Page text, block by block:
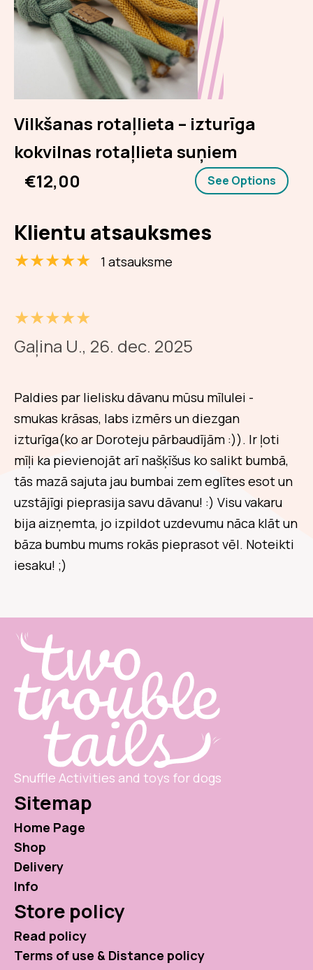
Vilkšanas rotaļlieta – izturīga
kokvilnas rotaļlieta suņiem
€12,00
See Options
Klientu atsauksmes
★★★★★ 1 atsauksme
★★★★★
Gaļina U., 26. dec. 2025
Paldies par lielisku dāvanu mūsu mīlulei -
smukas krāsas, labs izmērs un diezgan
izturīga(ko ar Doroteju pārbaudījām :)). Ir ļoti
mīļi ka pievienojāt arī našķīšus ko salikt bumbā,
tās mazā sajuta jau bumbai zem eglītes esot un
uzstājīgi pieprasija savu dāvanu! :) Visu vakaru
bija aizņemta, jo izpildot uzdevumu nāca klāt un
bāza bumbu mums rokās pieprasot vēl. Noteikti
iesaku! ;)
Snuffle Activities and toys for dogs
Sitemap
Home Page
Shop
Delivery
Info
Store policy
Read policy
Terms of use & Distance policy